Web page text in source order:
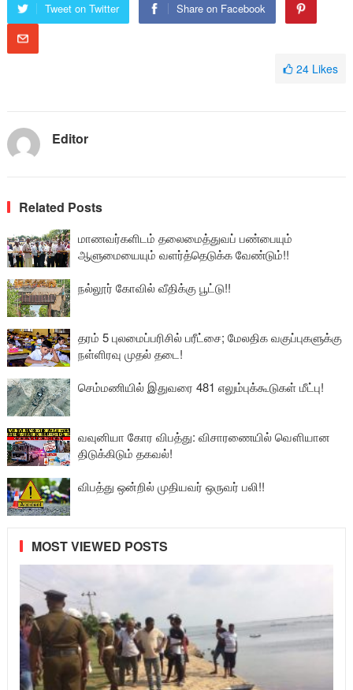
Tweet on Twitter Share on Facebook
24 Likes
Editor
Related Posts
மாணவர்களிடம் தலைமைத்துவப் பண்பையும்
ஆளுமையையும் வளர்த்தெடுக்க வேண்டும்!!
நல்லூர் கோவில் வீதிக்கு பூட்டு!!
தரம் 5 புலமைப்பரிசில் பரீட்சை; மேலதிக வகுப்புகளுக்கு
நள்ளிரவு முதல் தடை!
செம்மணியில் இதுவரை 481 எலும்புக்கூடுகள் மீட்பு!
வவுனியா கோர விபத்து: விசாரணையில் வௌியான
திடுக்கிடும் தகவல்!
விபத்து ஒன்றில் முதியவர் ஒருவர் பலி!!
MOST VIEWED POSTS